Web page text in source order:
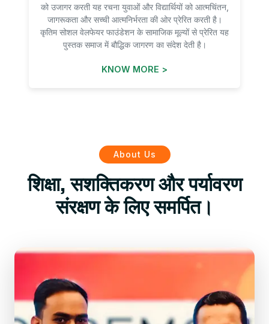
को उजागर करती यह रचना युवाओं और विद्यार्थियों को आत्मचिंतन,
जागरूकता और सच्ची आत्मनिर्भरता की ओर प्रेरित करती है।
कृतिम सोशल वेलफेयर फाउंडेशन के सामाजिक मूल्यों से प्रेरित यह
पुस्तक समाज में बौद्धिक जागरण का संदेश देती है।
KNOW MORE >
About Us
शिक्षा, सशक्तिकरण और पर्यावरण
संरक्षण के लिए समर्पित।